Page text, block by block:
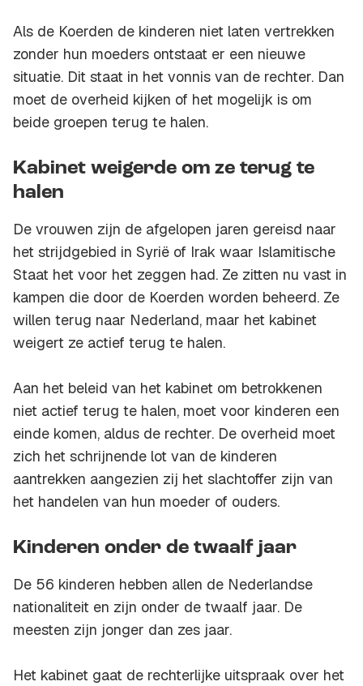
Als de Koerden de kinderen niet laten vertrekken
zonder hun moeders ontstaat er een nieuwe
situatie. Dit staat in het vonnis van de rechter. Dan
moet de overheid kijken of het mogelijk is om
beide groepen terug te halen.
Kabinet weigerde om ze terug te
halen
De vrouwen zijn de afgelopen jaren gereisd naar
het strijdgebied in Syrië of Irak waar Islamitische
Staat het voor het zeggen had. Ze zitten nu vast in
kampen die door de Koerden worden beheerd. Ze
willen terug naar Nederland, maar het kabinet
weigert ze actief terug te halen.
Aan het beleid van het kabinet om betrokkenen
niet actief terug te halen, moet voor kinderen een
einde komen, aldus de rechter. De overheid moet
zich het schrijnende lot van de kinderen
aantrekken aangezien zij het slachtoffer zijn van
het handelen van hun moeder of ouders.
Kinderen onder de twaalf jaar
De 56 kinderen hebben allen de Nederlandse
nationaliteit en zijn onder de twaalf jaar. De
meesten zijn jonger dan zes jaar.
Het kabinet gaat de rechterlijke uitspraak over het